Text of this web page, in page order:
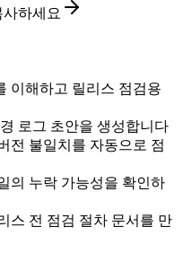
하세요
이해하고 릴리스 점검용
로그 초안을 생성합니다
전 불일치를 자동으로 점
의 누락 가능성을 확인하
스 전 점검 절차 문서를 만